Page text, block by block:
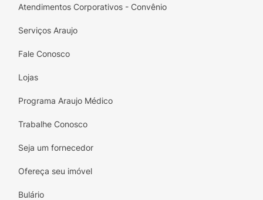
Atendimentos Corporativos - Convênio
Serviços Araujo
Fale Conosco
Lojas
Programa Araujo Médico
Trabalhe Conosco
Seja um fornecedor
Ofereça seu imóvel
Bulário